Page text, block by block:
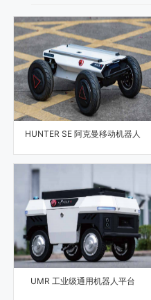
HUNTER SE 阿克曼移动机器人
UMR 工业级通用机器人平台